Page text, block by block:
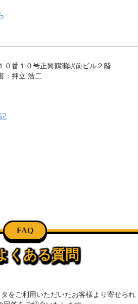
０番１０号正興鶴瀬駅前ビル２階
：押立 浩二
FAQ
くある質問
をご利用いただいたお客様より寄せられ